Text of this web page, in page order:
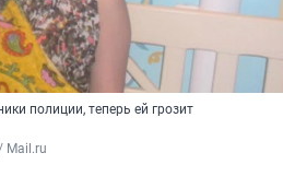
полиции, теперь ей грозит
Mail.ru